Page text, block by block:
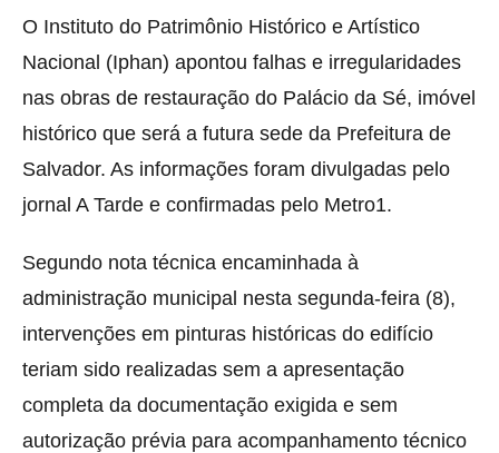
O Instituto do Patrimônio Histórico e Artístico
Nacional (Iphan) apontou falhas e irregularidades
nas obras de restauração do Palácio da Sé, imóvel
histórico que será a futura sede da Prefeitura de
Salvador. As informações foram divulgadas pelo
jornal A Tarde e confirmadas pelo Metro1.
Segundo nota técnica encaminhada à
administração municipal nesta segunda-feira (8),
intervenções em pinturas históricas do edifício
teriam sido realizadas sem a apresentação
completa da documentação exigida e sem
autorização prévia para acompanhamento técnico